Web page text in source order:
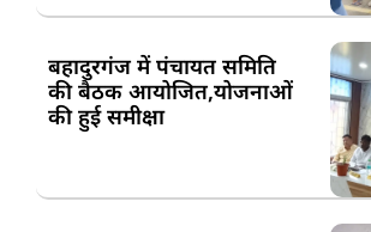
बहादुरगंज में पंचायत समिति
की बैठक आयोजित,योजनाओं
की हुई समीक्षा